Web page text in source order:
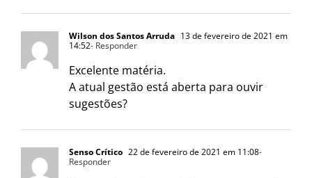
Wilson dos Santos Arruda 13 de fevereiro de 2021 em
14:52- Responder
Excelente matéria.
A atual gestão está aberta para ouvir
sugestões?
Senso Crítico 22 de fevereiro de 2021 em 11:08-
Responder